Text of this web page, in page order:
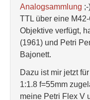
Analogsammlung
TTL über eine
Objektive verfügt,
(1961) und Petri
Bajonett.
Dazu ist mir jetzt
1:1.8 f=55mm
meine Petri Flex V